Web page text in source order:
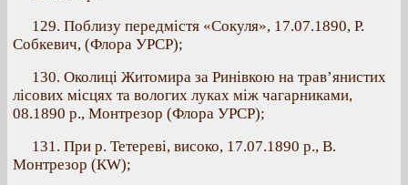
129. Поблизу передмістя «Сокуля», 17.07.1890, Р.
Собкевич, (Флора УРСР);
130. Околиці Житомира за Ринівкою на трав’янистих
лісових місцях та вологих луках між чагарниками,
08.1890 р., Монтрезор (Флора УРСР);
131. При р. Тетереві, високо, 17.07.1890 р., В.
Монтрезор (КW);